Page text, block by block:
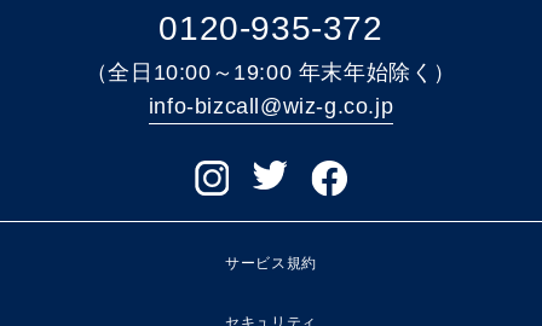
0120-935-372
（全日10:00～19:00 年末年始除く）
info-bizcall@wiz-g.co.jp
サービス規約
セキュリティ